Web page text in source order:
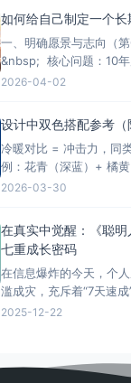
的巨星。它不仅是越狱
作，更是一部将写实主义
讨推
如何给自己制定一个
一、明确愿景与志向（第
&nbsp; 核心问题：10年
样的人？在哪个领域创
力/专业深度/创新能力】
【客户/社
2026-04-02
设计中双色搭配参考（
冷暖对比 = 冲击力，同类
例：花青（深蓝）+ 橘
科技品牌用它？冷色（花
一眼被看见，又不刺眼
蓝）+ 鸳鸯紫（淡紫）
2026-03-30
在真实中觉醒：《聪
七重成长密码
在信息爆炸的今天，个
滥成灾，充斥着“7天速成
诺。然而，史蒂夫·帕弗
总在谎言中迷失？为何
2025-12-22